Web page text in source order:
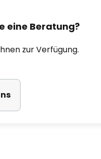
eine Beratung?
zur Verfügung.